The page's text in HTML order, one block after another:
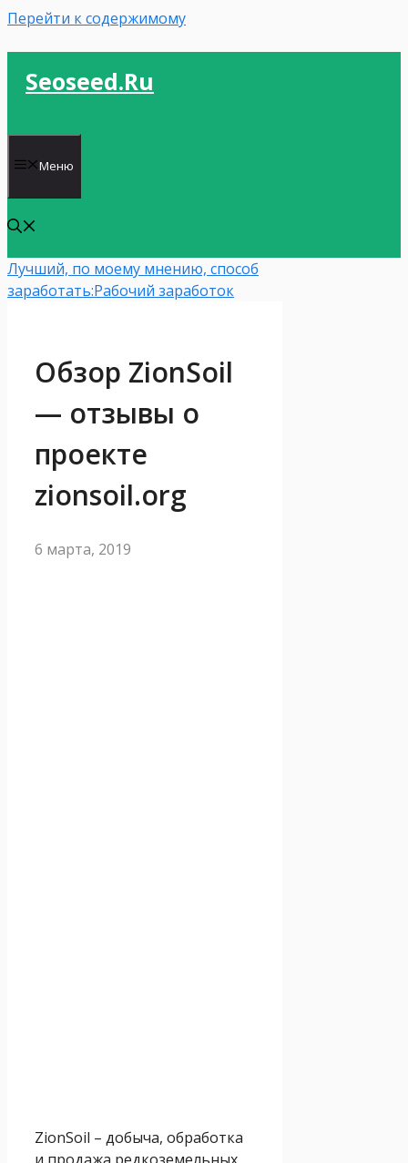
Перейти к содержимому
Seoseed.ru
Меню
Лучший, по моему мнению, способ
заработать:Рабочий заработок
Обзор ZionSoil
— отзывы о
проекте
zionsoil.org
6 марта, 2019
ZionSoil – добыча, обработка